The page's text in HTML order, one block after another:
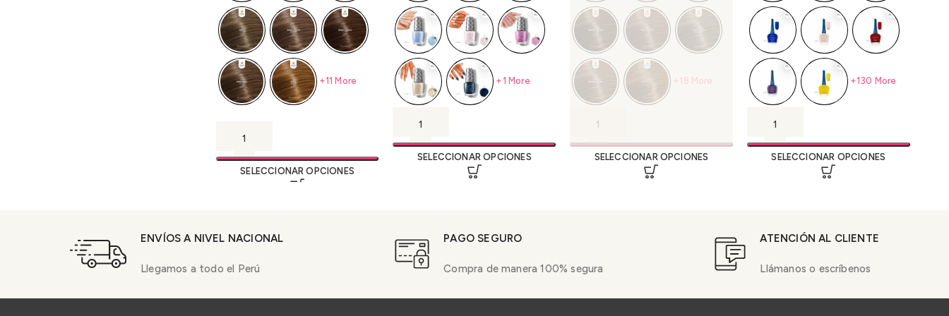
+11 More
SELECCIONAR OPCIONES
+1 More
SELECCIONAR OPCIONES
+18 More
SELECCIONAR OPCIONES
+130 More
SELECCIONAR OPCIONES
ENVÍOS A NIVEL NACIONAL
Llegamos a todo el Perú
PAGO SEGURO
Compra de manera 100% segura
ATENCIÓN AL CLIENTE
Llámanos o escríbenos